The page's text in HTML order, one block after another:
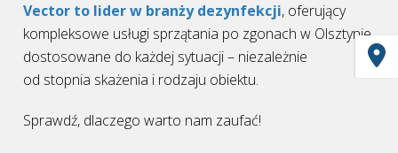
Vector to lider w branży dezynfekcji, oferujący
kompleksowe usługi sprzątania po zgonach w Olsztynie,
dostosowane do każdej sytuacji – niezależnie
od stopnia skażenia i rodzaju obiektu.
Sprawdź, dlaczego warto nam zaufać!